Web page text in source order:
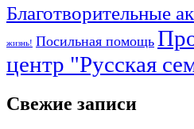
Благотворительные
жизнь! Посильная помощь
центр "Русская
Свежие записи